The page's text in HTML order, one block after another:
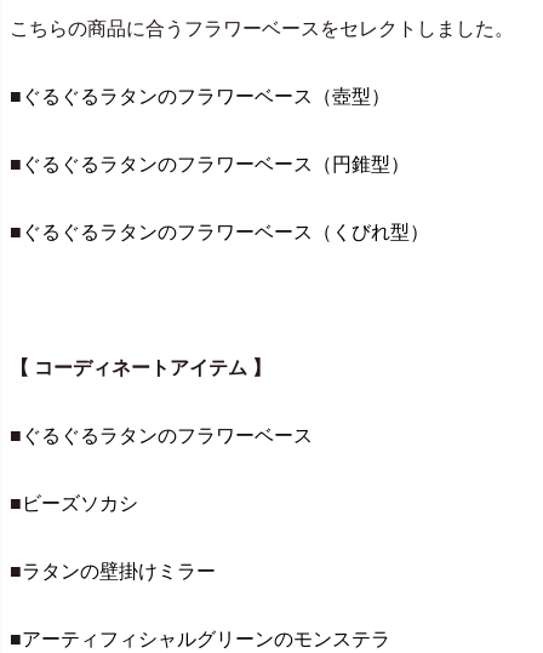
こちらの商品に合うフラワーベースをセレクトしました。
■ ぐるぐるラタンのフラワーベース（壺型）
■ ぐるぐるラタンのフラワーベース（円錐型）
■ ぐるぐるラタンのフラワーベース（くびれ型）
【 コーディネートアイテム 】
■ ぐるぐるラタンのフラワーベース
■ ビーズソカシ
■ラタンの壁掛けミラー
■アーティフィシャルグリーンのモンステラ